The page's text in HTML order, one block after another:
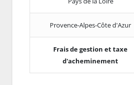
Provence-Alpes-Côte d'Azur
Frais de gestion et taxe
d'acheminement